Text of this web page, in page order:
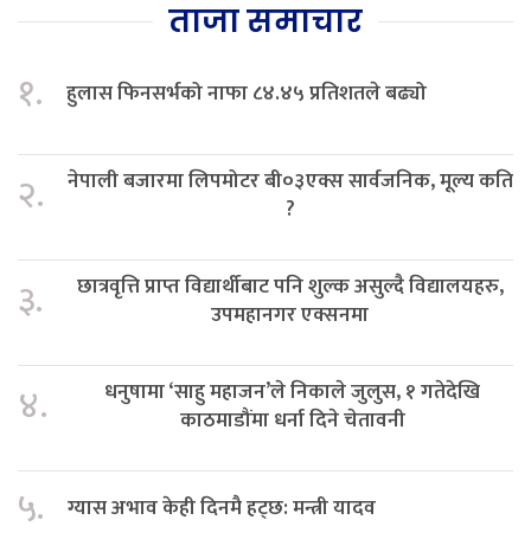
ताजा समाचार
१. हुलास फिनसर्भको नाफा ८४.४५ प्रतिशतले बढ्यो
२.
नेपाली बजारमा लिपमोटर बी०३एक्स सार्वजनिक, मूल्य कति
?
३.
छात्रवृत्ति प्राप्त विद्यार्थीबाट पनि शुल्क असुल्दै विद्यालयहरु,
उपमहानगर एक्सनमा
४.
धनुषामा ‘साहु महाजन’ले निकाले जुलुस, १ गतेदेखि
काठमाडौंमा धर्ना दिने चेतावनी
५. ग्यास अभाव केही दिनमै हट्छ: मन्त्री यादव